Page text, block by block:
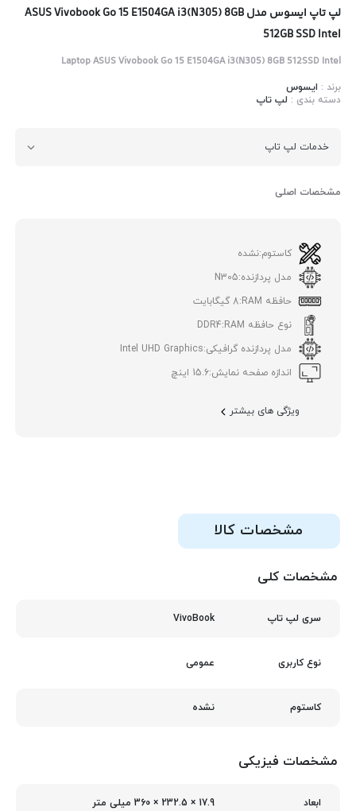
لپ تاپ ایسوس مدل ASUS Vivobook Go 15 E1504GA i3(N305) 8GB
512GB SSD Intel
Laptop ASUS Vivobook Go 15 E1504GA i3(N305) 8GB 512SSD Intel
برند : ایسوس
دسته بندی : لپ تاپ
خدمات لپ تاپ
مشخصات اصلی
کاستوم:نشده
مدل پردازنده:N305
حافظه RAM:
8 گیگابایت
نوع حافظه RAM:
DDR4
مدل پردازنده گرافیکی:Intel UHD Graphics
اندازه صفحه نمایش:15.6 اینچ
ویژگی های بیشتر
مشخصات کالا
مشخصات کلی
سری لپ تاپ VivoBook
نوع کاربری عمومی
کاستوم نشده
مشخصات فیزیکی
ابعاد 17.9 × 232.5 × 360 میلی‌ متر